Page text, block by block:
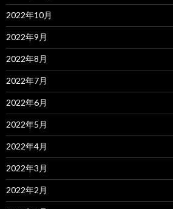
2022年10月
2022年9月
2022年8月
2022年7月
2022年6月
2022年5月
2022年4月
2022年3月
2022年2月